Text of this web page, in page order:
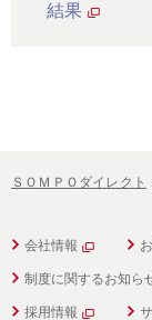
結果
ＳＯＭＰＯダイレクト
会社情報
制度に関するお知ら
採用情報